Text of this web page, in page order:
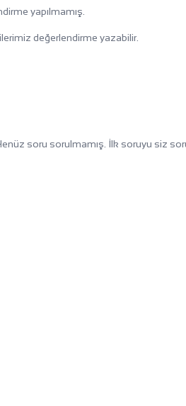
yapılmamış.
değerlendirme yazabilir.
soru sorulmamış. İlk soruyu siz